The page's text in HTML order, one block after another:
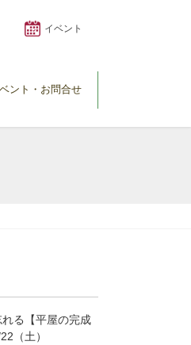
イベント
ント・お問合せ
る【平屋の完成
（土）